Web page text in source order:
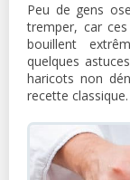
Peu de gens
tremper, car
bouillent
quelques
haricots non
recette classique.